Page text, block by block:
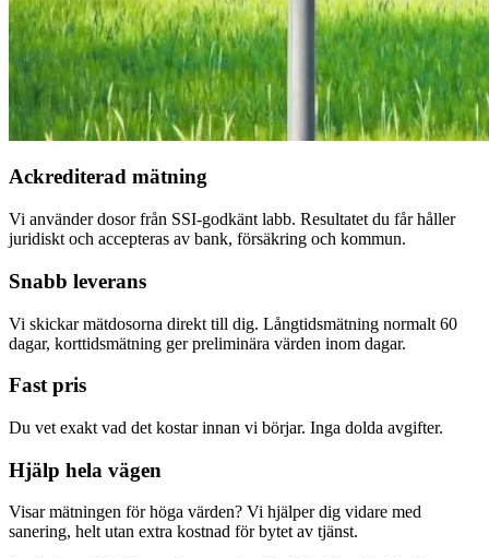
Ackrediterad mätning
Vi använder dosor från SSI-godkänt labb. Resultatet du får håller
juridiskt och accepteras av bank, försäkring och kommun.
Snabb leverans
Vi skickar mätdosorna direkt till dig. Långtidsmätning normalt 60
dagar, korttidsmätning ger preliminära värden inom dagar.
Fast pris
Du vet exakt vad det kostar innan vi börjar. Inga dolda avgifter.
Hjälp hela vägen
Visar mätningen för höga värden? Vi hjälper dig vidare med
sanering, helt utan extra kostnad för bytet av tjänst.